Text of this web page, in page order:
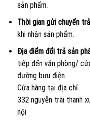
sản phẩm.
Thời gian gửi chuyển
khi nhận sản phẩm.
Địa điểm đổi trả sản
tiếp đến văn phòng/
đường bưu điện.
Cửa hàng tại địa chỉ
332 nguyễn trãi thanh
nội